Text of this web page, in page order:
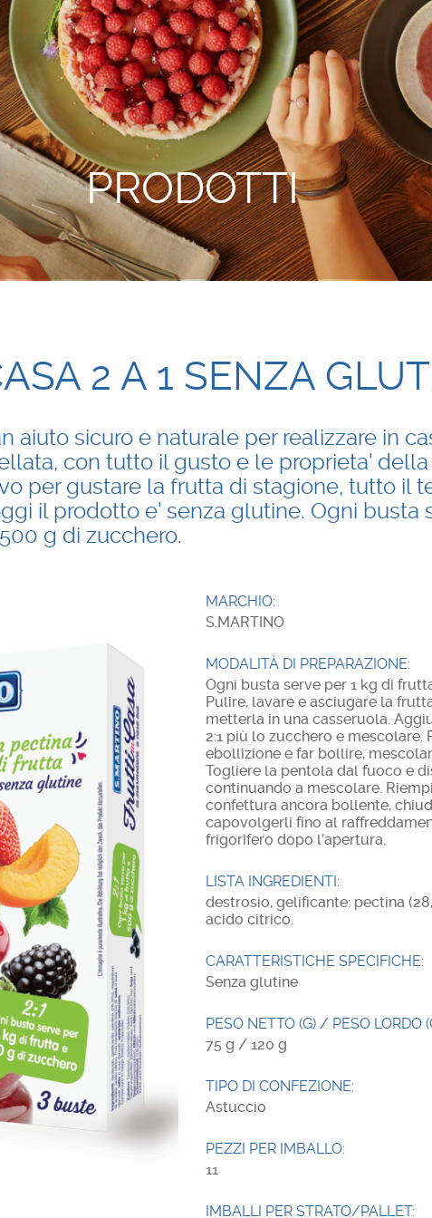
PRODOTTI
2 A 1 SENZA
aiuto sicuro e naturale per realizzare in
con tutto il gusto e le proprieta'
per gustare la frutta di stagione, tutto il
il prodotto e' senza glutine. Ogni busta
g di zucchero.
MARCHIO:
S.MARTINO
MODALITÀ DI PREPARAZIONE:
Ogni busta serve per 1 kg di
Pulire, lavare e asciugare la
metterla in una casseruola.
2:1 più lo zucchero e
ebollizione e far bollire,
Togliere la pentola dal fuoco e
continuando a mescolare.
confettura ancora bollente,
capovolgerli fino al
frigorifero dopo l’apertura.
LISTA INGREDIENTI:
destrosio, gelificante: pectina
acido citrico.
CARATTERISTICHE SPECIFICHE:
Senza glutine
PESO NETTO (G) / PESO LORDO
75 g / 120 g
TIPO DI CONFEZIONE:
Astuccio
PEZZI PER IMBALLO:
11
IMBALLI PER STRATO/PALLET: